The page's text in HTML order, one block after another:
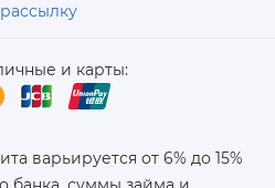
и карты:
варьируется от 6% до 15%